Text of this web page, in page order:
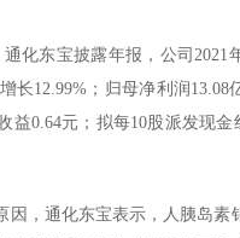
化东宝披露年报，公司2021
长12.99%；归母净利润13.08
益0.64元；拟每10股派发现金
因，通化东宝表示，人胰岛素